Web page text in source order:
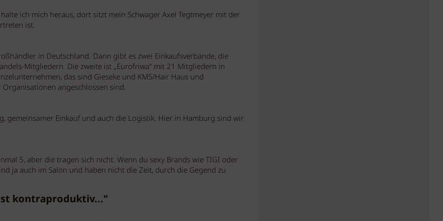
ich mich heraus, dort sitzt mein Schwager Axel Tegtmeyer mit der
ist.
in Deutschland. Dann gibt es zwei Einkaufsverbände, die
Mitgliedern. Die zweite ist „Eurofriwa“ mit 21 Mitgliedern in
das sind Gieseke und KMS/Hair Haus und
angeschlossen sind.
gemeinsamer Einkauf und auch die Logistik. Hier in Hamburg sind wir
5, aber die tragen sich nicht. Wenn du sexy Brands wie TIGI oder
ja auch im Salon und haben nicht die Zeit, durch die Gegend zu
kontraproduktiv..."